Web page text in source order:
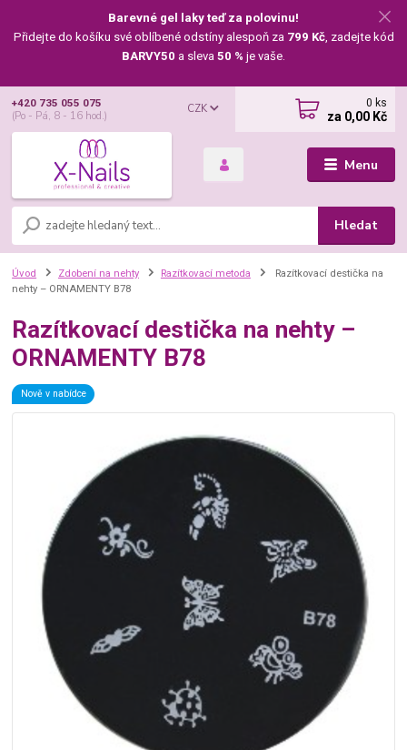
Barevné gel laky teď za polovinu!
Přidejte do košíku své oblíbené odstíny alespoň za 799 Kč, zadejte kód
BARVY50 a sleva 50 % je vaše.
Menu
CZK
Hledat
+420 735 055 075
(Po - Pá, 8 - 16 hod.)
0 ks
za 0,00 Kč
Úvod Zdobení na nehty Razítkovací metoda
Razítkovací destička na
nehty – ORNAMENTY B78
Razítkovací destička na nehty –
ORNAMENTY B78
Nově v nabídce